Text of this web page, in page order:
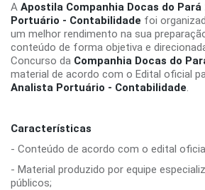
A Apostila Companhia Docas do
Portuário - Contabilidade foi
um melhor rendimento na sua
conteúdo de forma objetiva e
Concurso da Companhia Docas do
material de acordo com o Edital oficial
Analista Portuário - Contabilidade.
Características
- Conteúdo de acordo com o edital
- Material produzido por equipe
públicos;